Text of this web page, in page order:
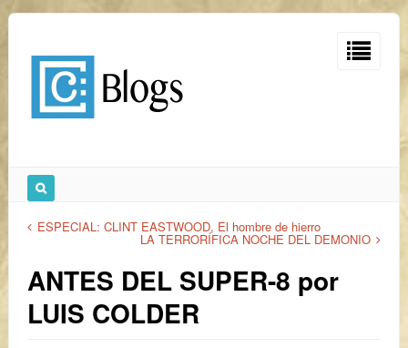
ESPECIAL: CLINT EASTWOOD, El hombre de hierro
LA TERRORÍFICA NOCHE DEL DEMONIO
ANTES DEL SUPER-8 por
LUIS COLDER